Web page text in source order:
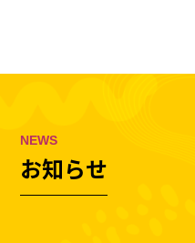
NEWS
お知らせ